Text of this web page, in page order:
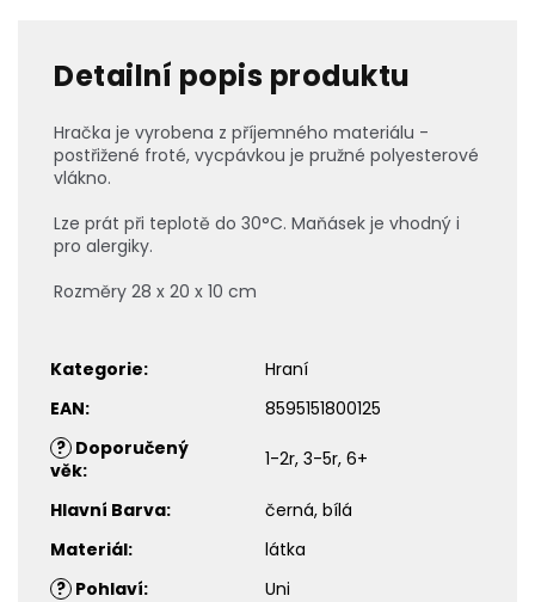
Detailní popis produktu
Hračka je vyrobena z příjemného materiálu -
postřižené froté, vycpávkou je pružné polyesterové
vlákno.
Lze prát při teplotě do 30°C. Maňásek je vhodný i
pro alergiky.
Rozměry 28 x 20 x 10 cm
Kategorie:
Hraní
EAN:
8595151800125
? Doporučený
věk: 1-2r, 3-5r, 6+
Hlavní Barva:
černá, bílá
Materiál:
látka
? Pohlaví:
Uni